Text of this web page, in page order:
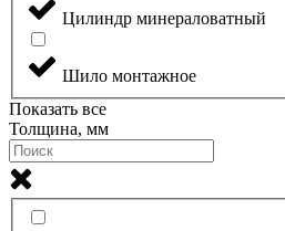
Цилиндр минераловатный
Шило монтажное
Показать все
Толщина, мм